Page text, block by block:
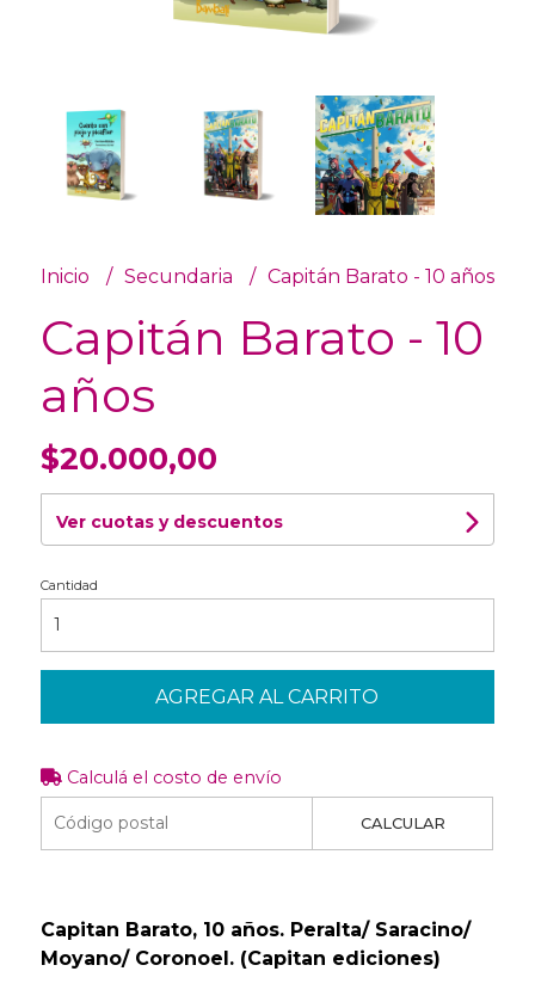
Inicio Secundaria Capitán Barato - 10 años
Capitán Barato - 10
años
$20.000,00
Ver cuotas y descuentos
Cantidad
AGREGAR AL CARRITO
Calculá el costo de envío
CALCULAR
Capitan Barato, 10 años. Peralta/ Saracino/
Moyano/ Coronoel. (Capitan ediciones)